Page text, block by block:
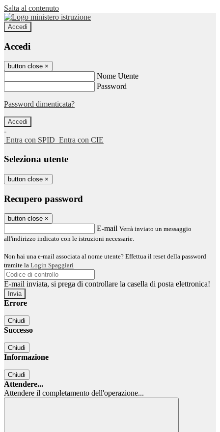
Salta al contenuto
Accedi
Accedi
button close ×
Nome Utente
Password
Password dimenticata?
-
Entra con SPID Entra con CIE
Seleziona utente
button close ×
Recupero password
button close ×
E-mail Verrà inviato un messaggio
all'indirizzo indicato con le istruzioni necessarie.
Non hai una e-mail associata al nome utente? Effettua il reset della password
tramite la Login Spaggiari
E-mail inviata, si prega di controllare la casella di posta elettronica!
Errore
Chiudi
Successo
Chiudi
Informazione
Chiudi
Attendere...
Attendere il completamento dell'operazione...